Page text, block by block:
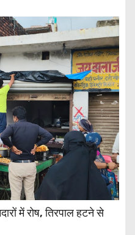
में रोष, तिरपाल हटने से